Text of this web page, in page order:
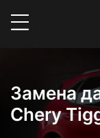
Замена
Chery